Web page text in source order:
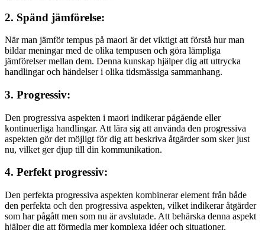
2. Spänd jämförelse:
När man jämför tempus på maori är det viktigt att förstå hur man
bildar meningar med de olika tempusen och göra lämpliga
jämförelser mellan dem. Denna kunskap hjälper dig att uttrycka
handlingar och händelser i olika tidsmässiga sammanhang.
3. Progressiv:
Den progressiva aspekten i maori indikerar pågående eller
kontinuerliga handlingar. Att lära sig att använda den progressiva
aspekten gör det möjligt för dig att beskriva åtgärder som sker just
nu, vilket ger djup till din kommunikation.
4. Perfekt progressiv:
Den perfekta progressiva aspekten kombinerar element från både
den perfekta och den progressiva aspekten, vilket indikerar åtgärder
som har pågått men som nu är avslutade. Att behärska denna aspekt
hjälper dig att förmedla mer komplexa idéer och situationer.